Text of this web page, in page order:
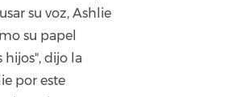
su voz, Ashlie
su papel
dijo la
por este